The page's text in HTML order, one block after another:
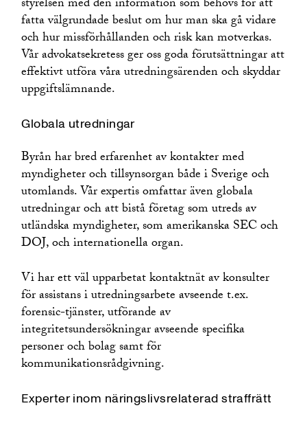
fatta välgrundade beslut om hur man ska gå vidare
och hur missförhållanden och risk kan motverkas.
Vår advokatsekretess ger oss goda förutsättningar att
effektivt utföra våra utredningsärenden och skyddar
uppgiftslämnande.
Globala utredningar
Byrån har bred erfarenhet av kontakter med
myndigheter och tillsynsorgan både i Sverige och
utomlands. Vår expertis omfattar även globala
utredningar och att bistå företag som utreds av
utländska myndigheter, som amerikanska SEC och
DOJ, och internationella organ.
Vi har ett väl upparbetat kontaktnät av konsulter
för assistans i utredningsarbete avseende t.ex.
forensic-tjänster, utförande av
integritetsundersökningar avseende specifika
personer och bolag samt för
kommunikationsrådgivning.
Experter inom näringslivsrelaterad straffrätt
Technology